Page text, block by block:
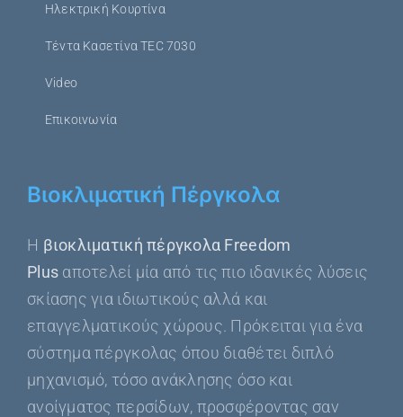
Ηλεκτρική Κουρτίνα
Τέντα Κασετίνα TEC 7030
Video
Επικοινωνία
Βιοκλιματική Πέργκολα
Η βιοκλιματική πέργκολα Freedom
Plus αποτελεί μία από τις πιο ιδανικές λύσεις
σκίασης για ιδιωτικούς αλλά και
επαγγελματικούς χώρους. Πρόκειται για ένα
σύστημα πέργκολας όπου διαθέτει διπλό
μηχανισμό, τόσο ανάκλησης όσο και
ανοίγματος περσίδων, προσφέροντας σαν